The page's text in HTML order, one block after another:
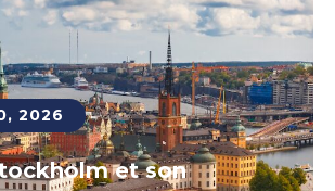
2026
et son